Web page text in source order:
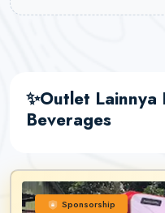
✨Outlet
Beverages
Sponsorship